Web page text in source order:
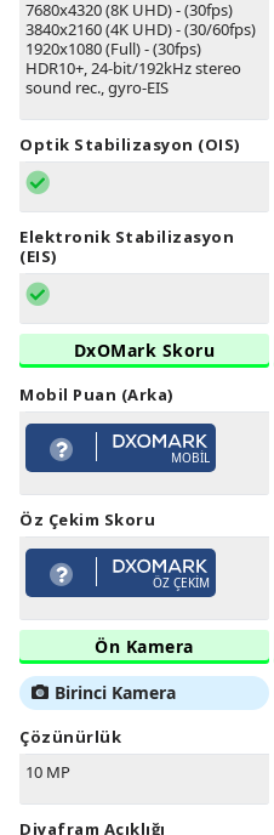
7680x4320 (8K UHD) - (30fps)
3840x2160 (4K UHD) - (30/60fps)
1920x1080 (Full) - (30fps)
HDR10+, 24-bit/192kHz stereo
sound rec., gyro-EIS
Optik Stabilizasyon (OIS)
Elektronik Stabilizasyon
(EIS)
DxOMark Skoru
Mobil Puan (Arka)
MOBIL
Öz Çekim Skoru
ÖZ ÇEKIM
Ön Kamera
Birinci Kamera
Çözünürlük
10 MP
Diyafram Açıklığı